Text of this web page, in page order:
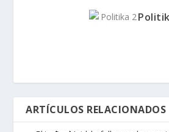
ARTÍCULOS RELACIONADOS